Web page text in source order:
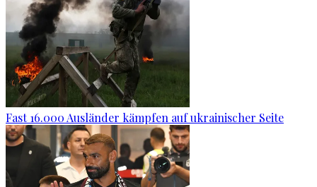
Fast 16.000 Ausländer kämpfen auf ukrainischer Seite